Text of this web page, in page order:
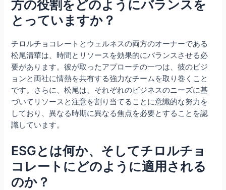
方の役割をどのようにバランスを
とっていますか？
チロルチョコレートとウェルネスの両方のオーナーである
松尾清華は、時間とリソースを効果的にバランスさせる必
要があります。彼が取ったアプローチの一つは、彼のビジ
ョンと両社に情熱を共有する強力なチームを取り巻くこと
です。さらに、松尾は、それぞれのビジネスのニーズに基
づいてリソースと注意を割り当てることに意識的な努力を
しており、異なる時期に異なる焦点を必要とすることを認
識しています。
ESGとは何か、そしてチロルチョ
コレートにどのように適用される
のか？